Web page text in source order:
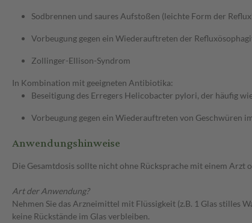
Sodbrennen und saures Aufstoßen (leichte Form der
Vorbeugung gegen ein Wiederauftreten der
Zollinger-Ellison-Syndrom
In Kombination mit geeigneten Antibiotika:
Beseitigung des Erregers Helicobacter pylori, der häufig
Vorbeugung gegen ein Wiederauftreten von Geschwüren
Anwendungshinweise
Die Gesamtdosis sollte nicht ohne Rücksprache mit einem
Art der Anwendung?
Nehmen Sie das Arzneimittel mit Flüssigkeit (z.B. 1 Glas stilles
keine Rückstände im Glas verbleiben.